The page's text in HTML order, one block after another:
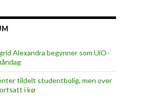
Alexandra begynner som UiO-
tildelt studentbolig, men over
i kø